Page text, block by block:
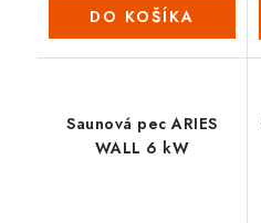
DO KOŠÍKA
Saunová pec ARIES
WALL 6 kW